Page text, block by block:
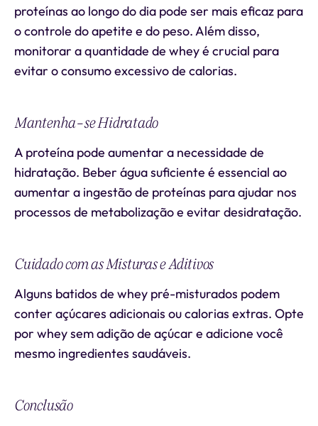
proteínas ao longo do dia pode ser mais eficaz para
o controle do apetite e do peso. Além disso,
monitorar a quantidade de whey é crucial para
evitar o consumo excessivo de calorias.
Mantenha-se Hidratado
A proteína pode aumentar a necessidade de
hidratação. Beber água suficiente é essencial ao
aumentar a ingestão de proteínas para ajudar nos
processos de metabolização e evitar desidratação.
Cuidado com as Misturas e Aditivos
Alguns batidos de whey pré-misturados podem
conter açúcares adicionais ou calorias extras. Opte
por whey sem adição de açúcar e adicione você
mesmo ingredientes saudáveis.
Conclusão